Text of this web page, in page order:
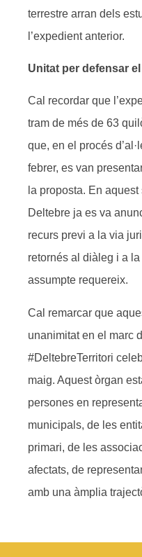
terrestre arran dels
l’expedient anterior.
Unitat per defensar
Cal recordar que
tram de més de 63
que, en el procés
febrer, es van
la proposta. En
Deltebre ja es va
recurs previ a la via
retornés al diàleg i a
assumpte requereix.
Cal remarcar que
unanimitat en el marc
#DeltebreTerritori
maig. Aquest òrgan
persones en
municipals, de les
primari, de les
afectats, de
amb una àmplia